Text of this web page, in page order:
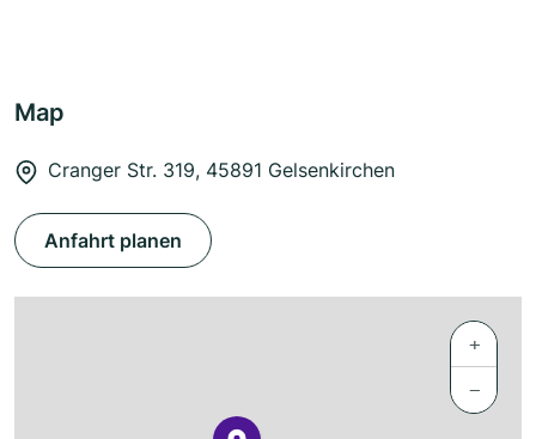
Map
Cranger Str. 319, 45891 Gelsenkirchen
Anfahrt planen
+
−